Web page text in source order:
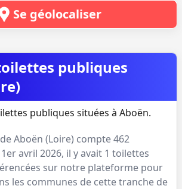
Se géolocaliser
publiques
publiques situées à Aboën.
Aboën (Loire) compte462
1er avril 2026, il y avait 1 toilettes
sur notre plateforme pour
les communes de cette tranche de